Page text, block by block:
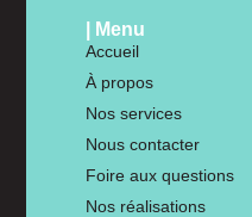
| Menu
Accueil
À propos
Nos services
Nous contacter
Foire aux questions
Nos réalisations